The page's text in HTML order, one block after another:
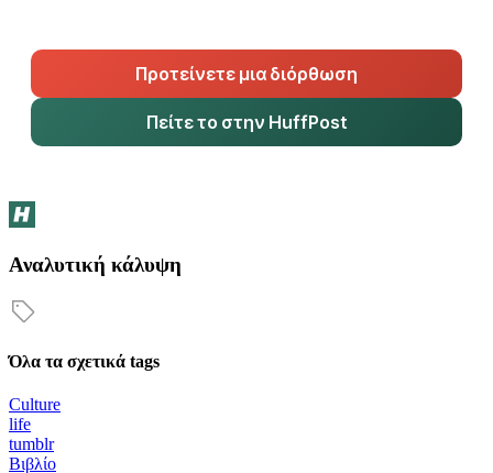
Προτείνετε μια διόρθωση
Πείτε το στην HuffPost
Αναλυτική κάλυψη
Όλα τα σχετικά tags
Culture
life
tumblr
Βιβλίο